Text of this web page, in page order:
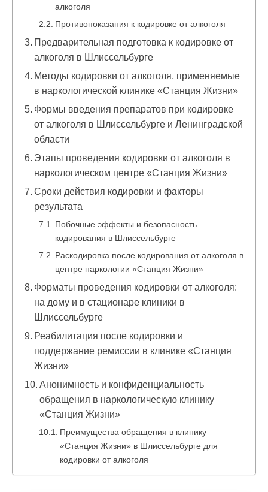
алкоголя
Противопоказания к кодировке от алкоголя
Предварительная подготовка к кодировке от
алкоголя в Шлиссельбурге
Методы кодировки от алкоголя, применяемые
в наркологической клинике «Станция Жизни»
Формы введения препаратов при кодировке
от алкоголя в Шлиссельбурге и Ленинградской
области
Этапы проведения кодировки от алкоголя в
наркологическом центре «Станция Жизни»
Сроки действия кодировки и факторы
результата
Побочные эффекты и безопасность
кодирования в Шлиссельбурге
Раскодировка после кодирования от алкоголя в
центре наркологии «Станция Жизни»
Форматы проведения кодировки от алкоголя:
на дому и в стационаре клиники в
Шлиссельбурге
Реабилитация после кодировки и
поддержание ремиссии в клинике «Станция
Жизни»
Анонимность и конфиденциальность
обращения в наркологическую клинику
«Станция Жизни»
Преимущества обращения в клинику
«Станция Жизни» в Шлиссельбурге для
кодировки от алкоголя